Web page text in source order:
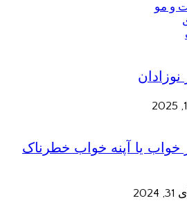
و مو
نوزادان
یا آپنه خواب خطرناک